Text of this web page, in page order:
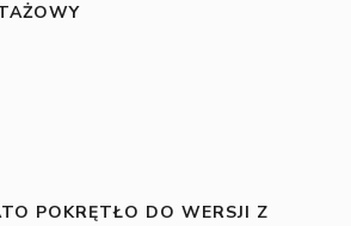
POKRĘTŁO DO WERSJI Z